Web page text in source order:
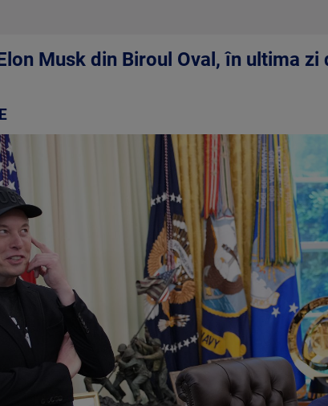
Musk din Biroul Oval, în ultima zi